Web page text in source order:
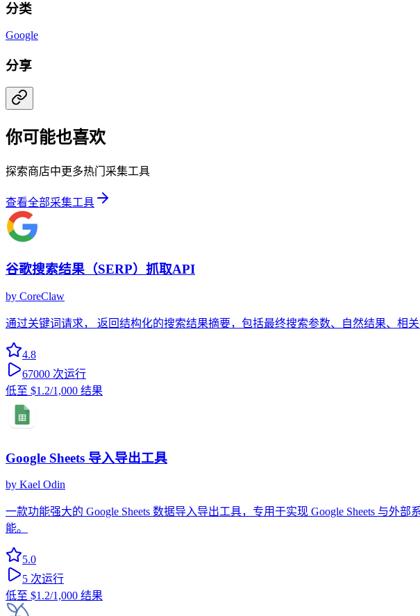
分类
Google
分享
你可能也喜欢
探索商店中更多热门采集工具
查看全部采集工具
谷歌搜索结果（SERP）抓取API
by CoreClaw
通过关键词请求， 返回结构化的搜索结果摘要，包括最终搜索参数、自然结果、相关
4.8
67000 次运行
低至 $1.2/1,000 结果
Google Sheets 导入导出工具
by Kael Odin
一款功能强大的 Google Sheets 数据导入导出工具，专用于实现 Google Sheets 与
能。
5.0
5 次运行
低至 $1.2/1,000 结果